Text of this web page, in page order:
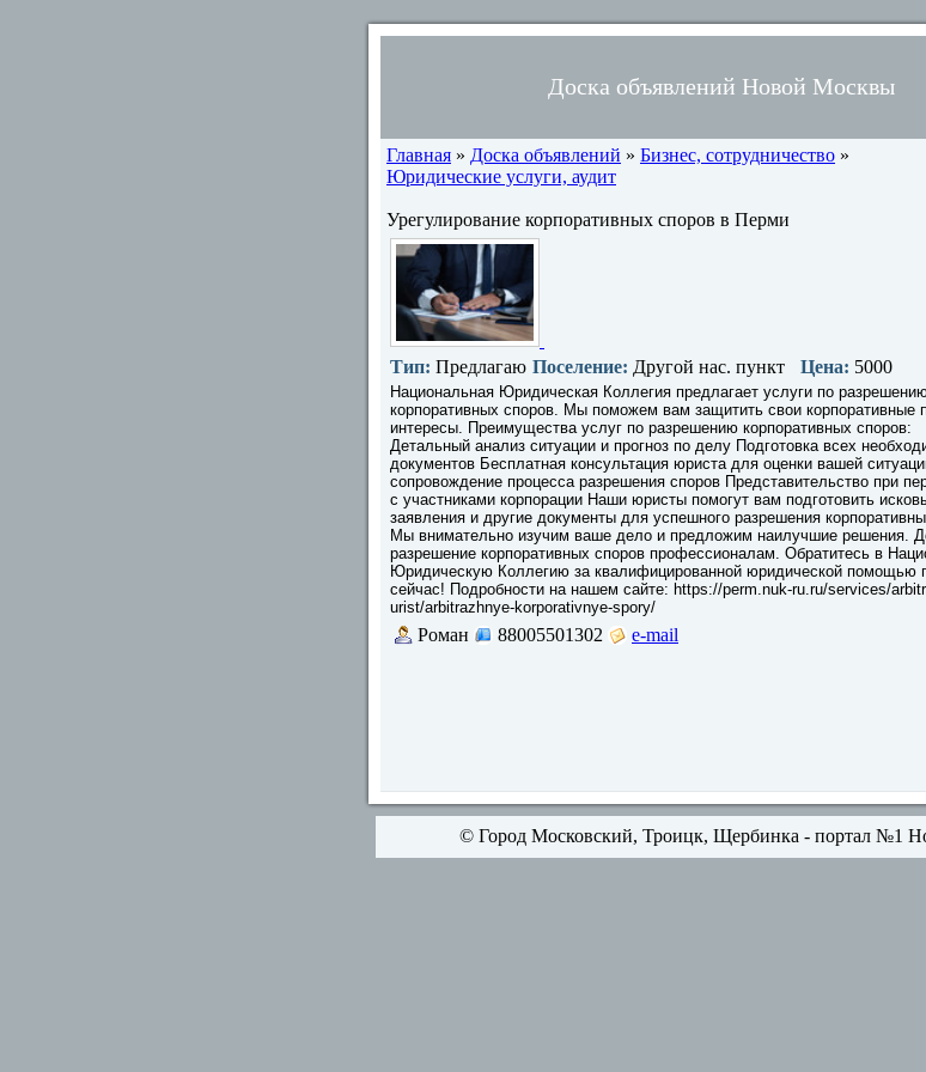
Доска объявлений Новой Москвы
Главная » Доска объявлений » Бизнес, сотрудничество »
Юридические услуги, аудит
Урегулирование корпоративных споров в Перми
Тип: Предлагаю Поселение: Другой нас. пункт Цена: 5000
Национальная Юридическая Коллегия предлагает услуги по
корпоративных споров. Мы поможем вам защитить свои корпоративные
интересы. Преимущества услуг по разрешению корпоративных споров:
Детальный анализ ситуации и прогноз по делу Подготовка всех
документов Бесплатная консультация юриста для оценки вашей
сопровождение процесса разрешения споров Представительство при
с участниками корпорации Наши юристы помогут вам подготовить
заявления и другие документы для успешного разрешения
Мы внимательно изучим ваше дело и предложим наилучшие решения.
разрешение корпоративных споров профессионалам. Обратитесь в
Юридическую Коллегию за квалифицированной юридической помощью
сейчас! Подробности на нашем сайте: https://perm.nuk-ru.ru/services/
urist/arbitrazhnye-korporativnye-spory/
Роман 88005501302 e-mail
© Город Московский, Троицк, Щербинка - портал №1